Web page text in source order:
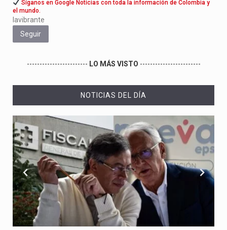
Síganos en Google Noticias con toda la información de Colombia y
el mundo.
lavibrante
Seguir
------------------------ LO MÁS VISTO ------------------------
NOTICIAS DEL DÍA